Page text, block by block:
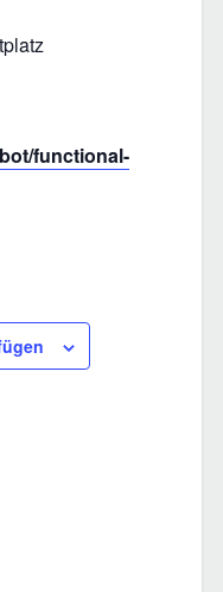
functional-